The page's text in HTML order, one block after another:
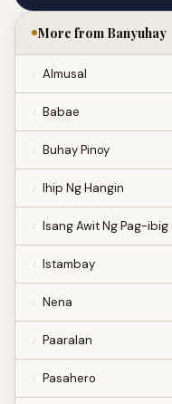
More from Banyuhay
Almusal
Babae
Buhay Pinoy
Ihip Ng Hangin
Isang Awit Ng Pag-ibig
Istambay
Nena
Paaralan
Pasahero